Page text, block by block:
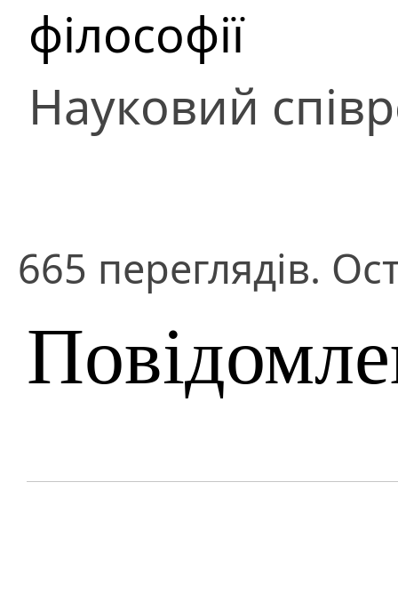
філософії
Науковий
665 переглядів.